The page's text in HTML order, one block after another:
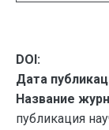
DOI:
Дата
Название
публикация